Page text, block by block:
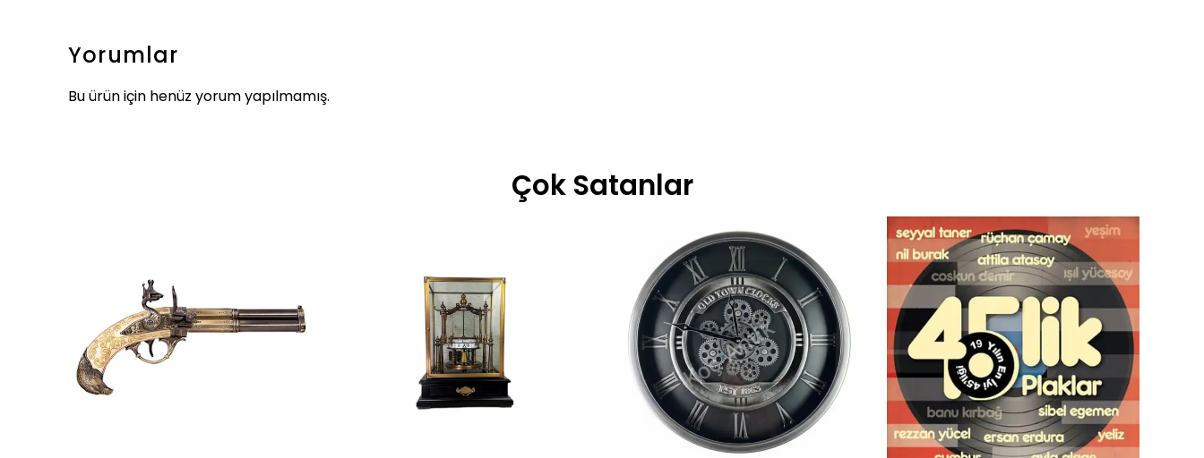
Yorumlar
Bu ürün için henüz yorum yapılmamış.
Çok Satanlar